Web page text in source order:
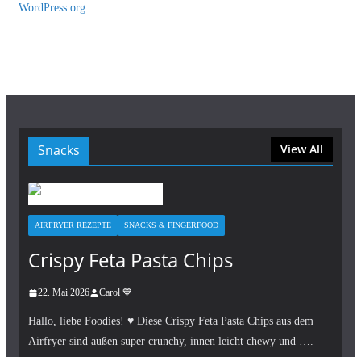
WordPress.org
Snacks View All
AIRFRYER REZEPTE SNACKS & FINGERFOOD
Crispy Feta Pasta Chips
22. Mai 2026 Carol 💙
Hallo, liebe Foodies! ♥︎ Diese Crispy Feta Pasta Chips aus dem
Airfryer sind außen super crunchy, innen leicht chewy und ….